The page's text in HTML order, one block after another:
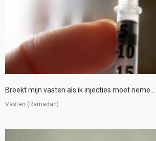
Breekt mijn vasten als ik injecties moet neme...
Vasten (Ramadan)